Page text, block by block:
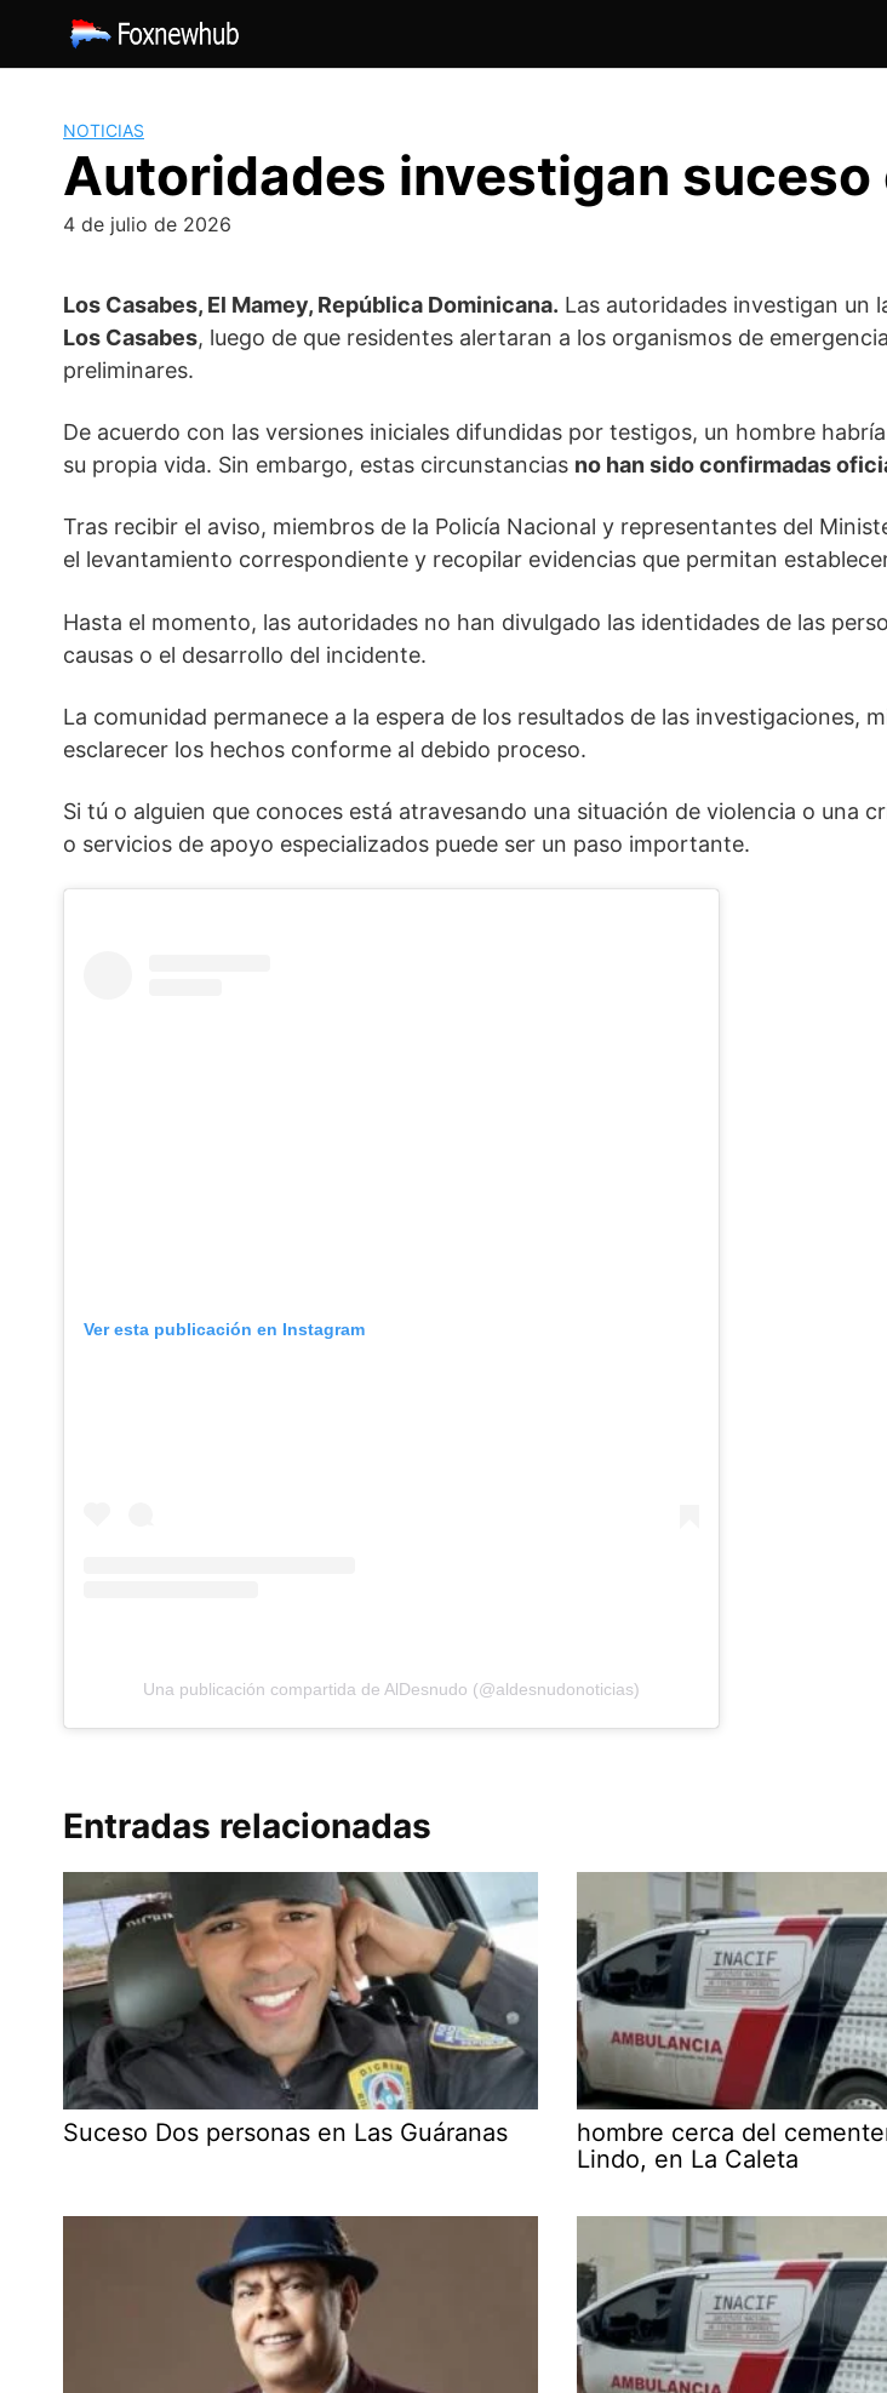
contenido
NOTICIAS
Autoridades investigan suceso
4 de julio de 2026
Los Casabes, El Mamey, República Dominicana. Las autoridades investigan un
Los Casabes, luego de que residentes alertaran a los organismos de
preliminares.
De acuerdo con las versiones iniciales difundidas por testigos, un hombre
su propia vida. Sin embargo, estas circunstancias no han sido confirmadas
Tras recibir el aviso, miembros de la Policía Nacional y representantes del
el levantamiento correspondiente y recopilar evidencias que permitan
Hasta el momento, las autoridades no han divulgado las identidades de las
causas o el desarrollo del incidente.
La comunidad permanece a la espera de los resultados de las
esclarecer los hechos conforme al debido proceso.
Si tú o alguien que conoces está atravesando una situación de violencia o una
o servicios de apoyo especializados puede ser un paso importante.
Ver esta publicación en Instagram
Una publicación compartida de AlDesnudo (@aldesnudonoticias)
Entradas relacionadas
Suceso Dos personas en Las Guáranas
hombre cerca del
Lindo, en La Caleta